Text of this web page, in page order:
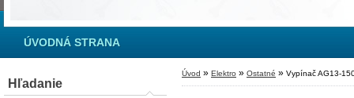
ÚVODNÁ STRANA
Hľadanie
Úvod » Elektro » Ostatné » Vypínač AG13-